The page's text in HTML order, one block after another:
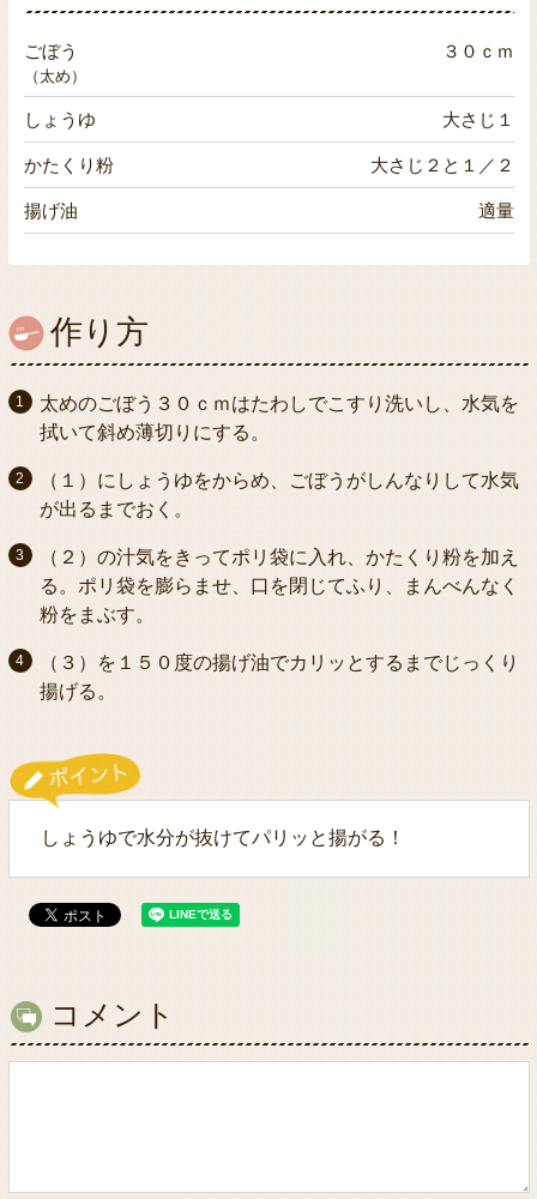
ごぼう ３０ｃｍ
（太め）
しょうゆ 大さじ１
かたくり粉 大さじ２と１／２
揚げ油 適量
作り方
太めのごぼう３０ｃｍはたわしでこすり洗いし、水気を
拭いて斜め薄切りにする。
（１）にしょうゆをからめ、ごぼうがしんなりして水気
が出るまでおく。
（２）の汁気をきってポリ袋に入れ、かたくり粉を加え
る。ポリ袋を膨らませ、口を閉じてふり、まんべんなく
粉をまぶす。
（３）を１５０度の揚げ油でカリッとするまでじっくり
揚げる。
しょうゆで水分が抜けてパリッと揚がる！
コメント